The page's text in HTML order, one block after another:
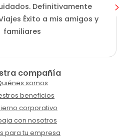
Definitivamente
Éxito a mis amigos y
familiares
compañía
somos
beneficios
corporativo
con nosotros
para tu empresa